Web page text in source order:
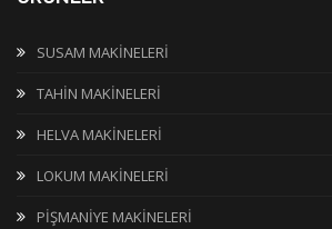
SUSAM MAKİNELERİ
TAHİN MAKİNELERİ
HELVA MAKİNELERİ
LOKUM MAKİNELERİ
PİŞMANİYE MAKİNELERİ